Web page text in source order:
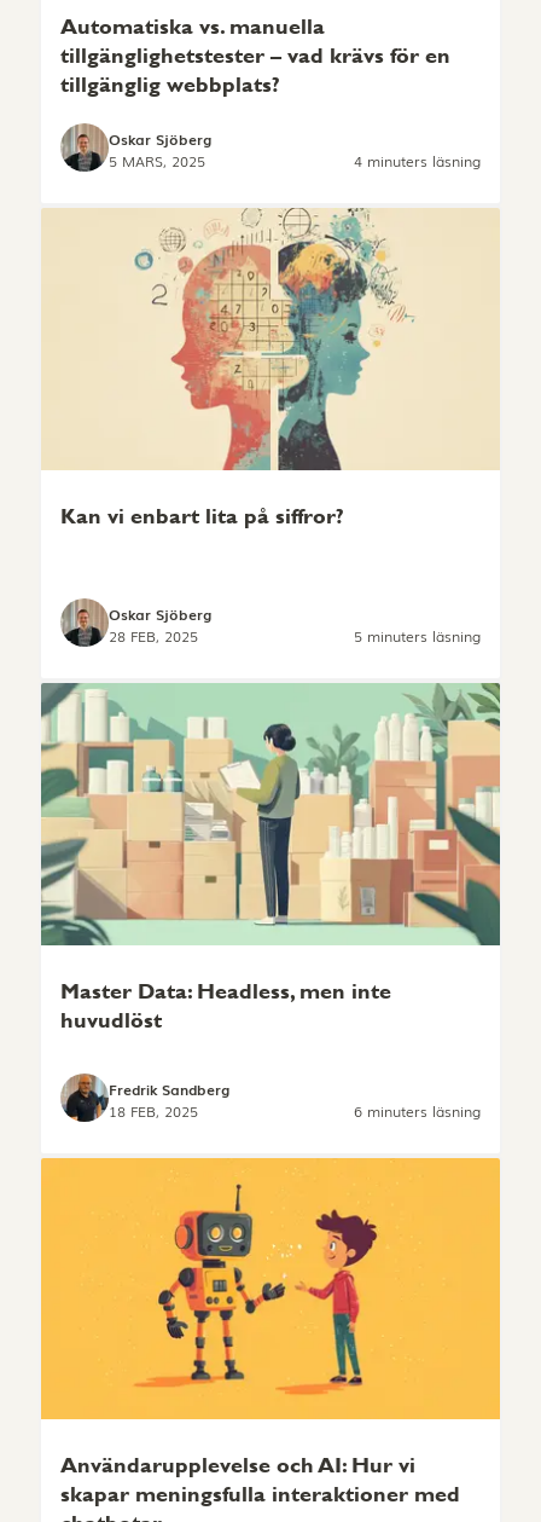
Automatiska vs. manuella
tillgänglighetstester – vad krävs för en
tillgänglig webbplats?
Oskar Sjöberg
5 MARS, 2025
4 minuters läsning
Kan vi enbart lita på siffror?
Oskar Sjöberg
28 FEB, 2025
5 minuters läsning
Master Data: Headless, men inte
huvudlöst
Fredrik Sandberg
18 FEB, 2025
6 minuters läsning
Användarupplevelse och AI: Hur vi
skapar meningsfulla interaktioner med